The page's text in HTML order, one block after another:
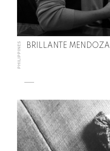
PHILIPPINES BRILLANTE MENDOZA